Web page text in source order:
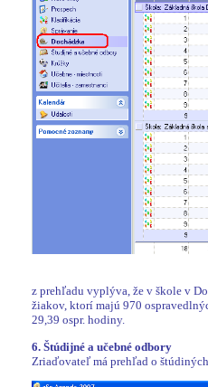
z prehľadu vyplýva, že v škole v
žiakov, ktorí majú 970
29,39 ospr. hodiny.
6. Štúdijné a učebné odbory
Zriaďovateľ má prehľad o